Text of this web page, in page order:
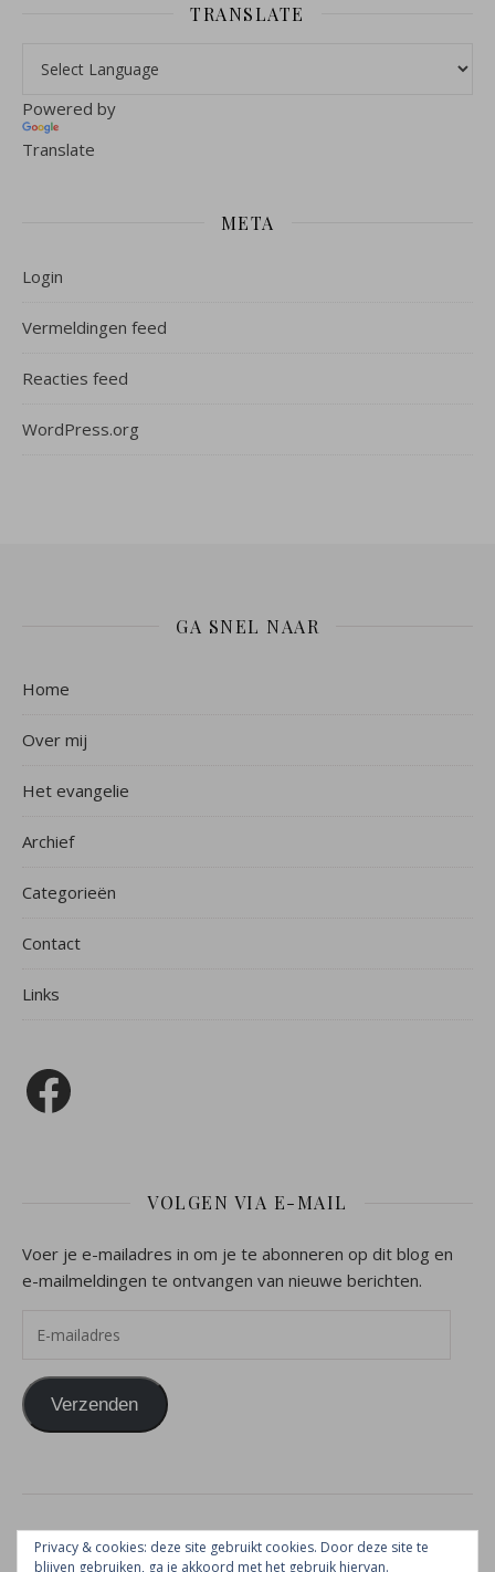
TRANSLATE
Powered by
Translate
META
Login
Vermeldingen feed
Reacties feed
WordPress.org
GA SNEL NAAR
Home
Over mij
Het evangelie
Archief
Categorieën
Contact
Links
Facebook
VOLGEN VIA E-MAIL
Voer je e-mailadres in om je te abonneren op dit blog en
e-mailmeldingen te ontvangen van nieuwe berichten.
Verzenden
2026 Vrouw naar Gods hart ©
Ashe thema doorWP Royal
Privacy & cookies: deze site gebruikt cookies. Door deze site te
blijven gebruiken, ga je akkoord met het gebruik hiervan.